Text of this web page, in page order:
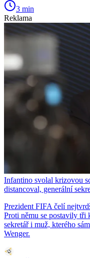
3 min
Reklama
Infantino svolal krizovou
distancoval, generální
Prezident FIFA čelí
Proti němu se postavily tři
sekretář i muž, kterého
Wenger.